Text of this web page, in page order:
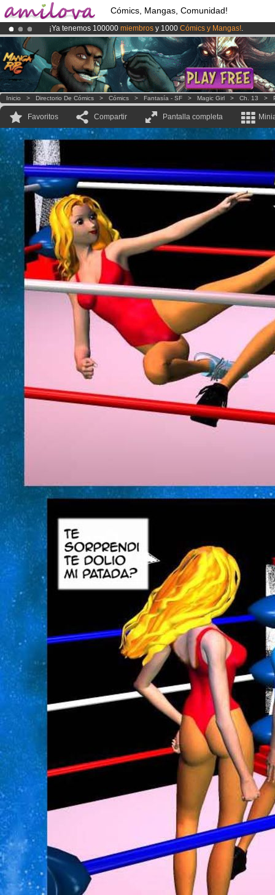
Cómics, Mangas, Comunidad!
¡Ya tenemos 100000 miembros y 1000 Cómics y Mangas!.
¡Conviertete en Premium por3.95 eurosal mes!Hazte Premium ya
El Kickstarter Amilova está desormado lanzado!.
Inicio > Directorio De Cómics > Cómics > Fantasía - SF > Magic Girl > Ch. 13 >
Favoritos Compartir Pantalla completa